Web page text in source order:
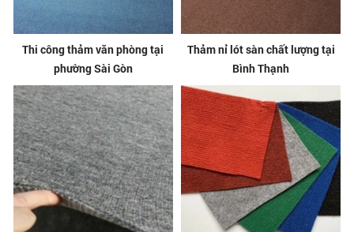
Thi công thảm văn phòng tại
phường Sài Gòn
Thảm nỉ lót sàn chất lượng tại
Bình Thạnh